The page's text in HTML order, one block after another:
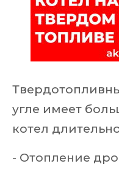
угле имеет
котел
- Отопление